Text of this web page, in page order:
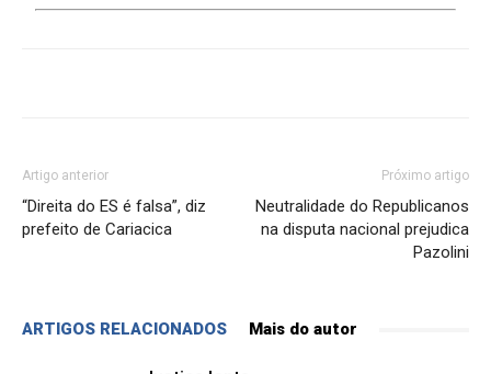
Artigo anterior
“Direita do ES é falsa”, diz
prefeito de Cariacica
Próximo artigo
Neutralidade do Republicanos
na disputa nacional prejudica
Pazolini
ARTIGOS RELACIONADOS Mais do autor